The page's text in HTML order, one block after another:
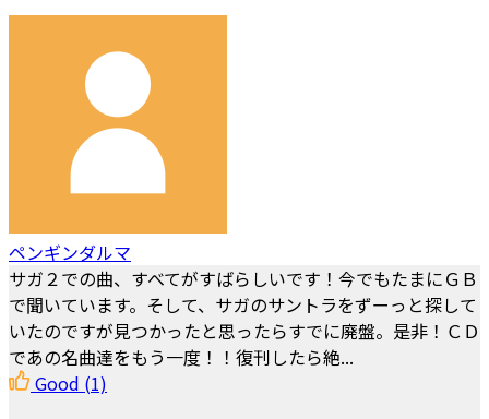
ペンギンダルマ
サガ２での曲、すべてがすばらしいです！今でもたまにＧＢ
で聞いています。そして、サガのサントラをずーっと探して
いたのですが見つかったと思ったらすでに廃盤。是非！ＣＤ
であの名曲達をもう一度！！復刊したら絶...
Good (1)